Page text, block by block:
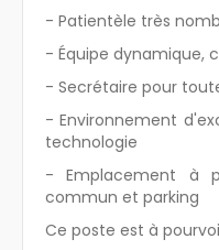
- Patientèle très
- Équipe dynamique,
- Secrétaire pour
- Environnement
technologie
- Emplacement à
commun et parking
Ce poste est à